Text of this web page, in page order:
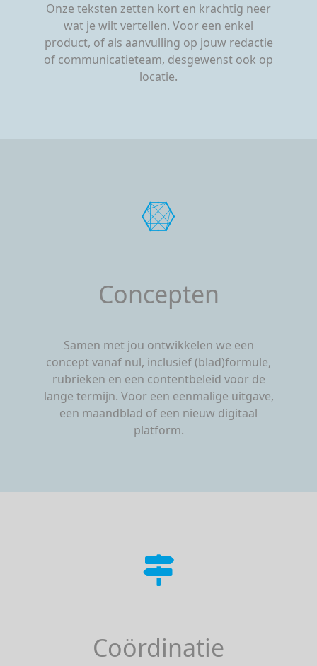
Onze teksten zetten kort en krachtig neer
wat je wilt vertellen. Voor een enkel
product, of als aanvulling op jouw redactie
of communicatieteam, desgewenst ook op
locatie.
Concepten
Samen met jou ontwikkelen we een
concept vanaf nul, inclusief (blad)formule,
rubrieken en een contentbeleid voor de
lange termijn. Voor een eenmalige uitgave,
een maandblad of een nieuw digitaal
platform.
Coördinatie